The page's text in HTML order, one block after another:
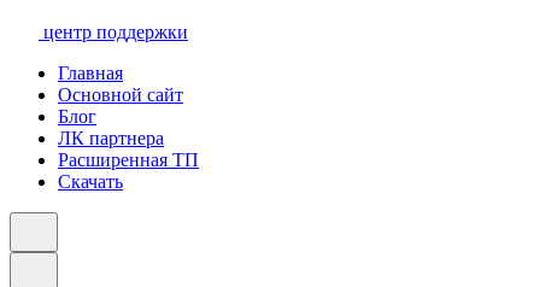
центр поддержки
Главная
Основной сайт
Блог
ЛК партнера
Расширенная ТП
Скачать